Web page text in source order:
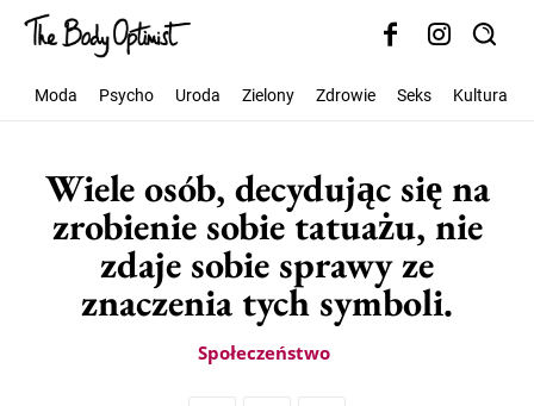
Moda Psycho Uroda Zielony Zdrowie Seks Kultura
Wiele osób, decydując się na
zrobienie sobie tatuażu, nie
zdaje sobie sprawy ze
znaczenia tych symboli.
Społeczeństwo